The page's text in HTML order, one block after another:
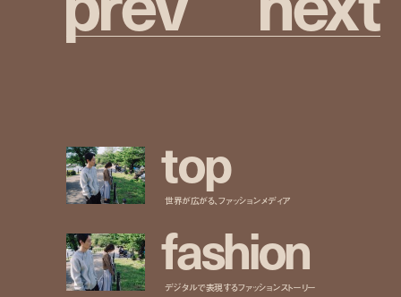
top
世界が広がる、ファッションメディア
fashion
デジタルで表現するファッションストーリー